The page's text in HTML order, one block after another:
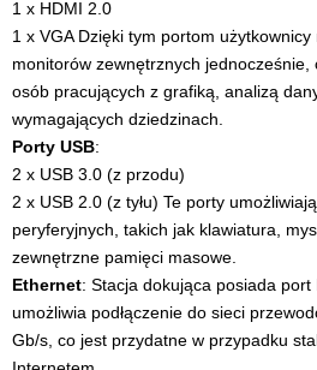
1 x HDMI 2.0
1 x VGA Dzięki tym portom użytkownicy
monitorów zewnętrznych
osób pracujących z grafiką, analizą
wymagających dziedzinach.
Porty USB:
2 x USB 3.0 (z przodu)
2 x USB 2.0 (z tyłu) Te porty
peryferyjnych, takich jak klawiatura,
zewnętrzne pamięci masowe.
Ethernet: Stacja dokująca posiada
umożliwia podłączenie do sieci
Gb/s, co jest przydatne w przypadku